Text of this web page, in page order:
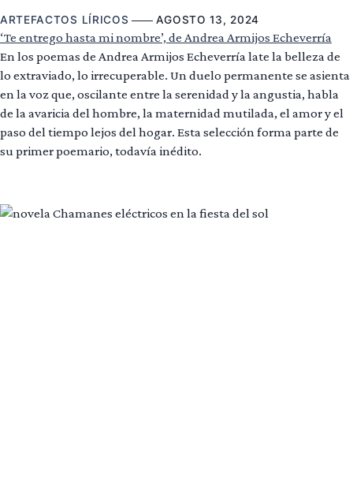
ARTEFACTOS LÍRICOS AGOSTO 13, 2024
‘Te entrego hasta mi nombre’, de Andrea Armijos Echeverría
En los poemas de Andrea Armijos Echeverría late la belleza de
lo extraviado, lo irrecuperable. Un duelo permanente se asienta
en la voz que, oscilante entre la serenidad y la angustia, habla
de la avaricia del hombre, la maternidad mutilada, el amor y el
paso del tiempo lejos del hogar. Esta selección forma parte de
su primer poemario, todavía inédito.